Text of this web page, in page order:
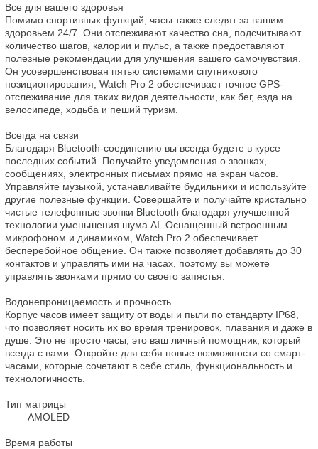
Все для вашего здоровья
Помимо спортивных функций, часы также следят за вашим
здоровьем 24/7. Они отслеживают качество сна, подсчитывают
количество шагов, калории и пульс, а также предоставляют
полезные рекомендации для улучшения вашего самочувствия.
Он усовершенствован пятью системами спутникового
позиционирования, Watch Pro 2 обеспечивает точное GPS-
отслеживание для таких видов деятельности, как бег, езда на
велосипеде, ходьба и пеший туризм.
Всегда на связи
Благодаря Bluetooth-соединению вы всегда будете в курсе
последних событий. Получайте уведомления о звонках,
сообщениях, электронных письмах прямо на экран часов.
Управляйте музыкой, устанавливайте будильники и используйте
другие полезные функции. Совершайте и получайте кристально
чистые телефонные звонки Bluetooth благодаря улучшенной
технологии уменьшения шума AI. Оснащенный встроенным
микрофоном и динамиком, Watch Pro 2 обеспечивает
бесперебойное общение. Он также позволяет добавлять до 30
контактов и управлять ими на часах, поэтому вы можете
управлять звонками прямо со своего запястья.
Водонепроницаемость и прочность
Корпус часов имеет защиту от воды и пыли по стандарту IP68,
что позволяет носить их во время тренировок, плавания и даже в
душе. Это не просто часы, это ваш личный помощник, который
всегда с вами. Откройте для себя новые возможности со смарт-
часами, которые сочетают в себе стиль, функциональность и
технологичность.
Тип матрицы
        AMOLED
Время работы